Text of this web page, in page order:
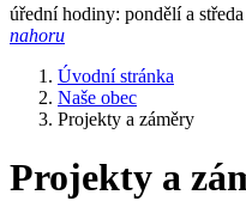
úřední hodiny: pondělí a
nahoru
Úvodní stránka
Naše obec
Projekty a záměry
Projekty a